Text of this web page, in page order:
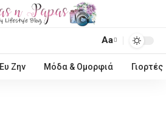
Aa
Ευ Ζην Μόδα & Ομορφιά Γιορτές